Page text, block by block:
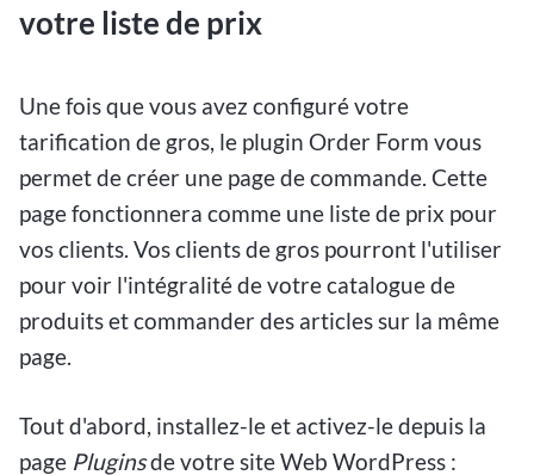
votre liste de prix
Une fois que vous avez configuré votre
tarification de gros, le plugin Order Form vous
permet de créer une page de commande. Cette
page fonctionnera comme une liste de prix pour
vos clients. Vos clients de gros pourront l'utiliser
pour voir l'intégralité de votre catalogue de
produits et commander des articles sur la même
page.
Tout d'abord, installez-le et activez-le depuis la
page Pluginsde votre site Web WordPress :